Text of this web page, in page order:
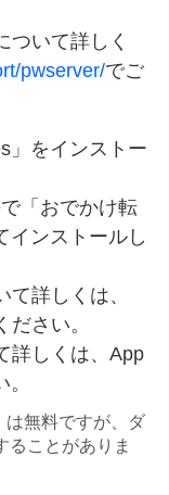
ついて詳しく
pwserver/でご
」をインストー
「おでかけ転
インストールし
詳しくは、
さい。
詳しくは、App
無料ですが、ダ
ることがありま